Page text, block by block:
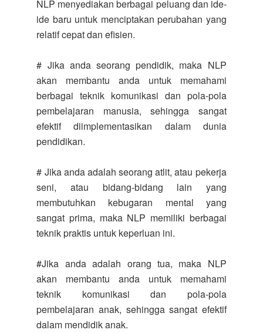
NLP menyediakan berbagai peluang dan ide-
ide baru untuk menciptakan perubahan yang
relatif cepat dan efisien.
# Jika anda seorang pendidik, maka NLP
akan membantu anda untuk memahami
berbagai teknik komunikasi dan pola-pola
pembelajaran manusia, sehingga sangat
efektif diimplementasikan dalam dunia
pendidikan.
# Jika anda adalah seorang atlit, atau pekerja
seni, atau bidang-bidang lain yang
membutuhkan kebugaran mental yang
sangat prima, maka NLP memiliki berbagai
teknik praktis untuk keperluan ini.
#Jika anda adalah orang tua, maka NLP
akan membantu anda untuk memahami
teknik komunikasi dan pola-pola
pembelajaran anak, sehingga sangat efektif
dalam mendidik anak.